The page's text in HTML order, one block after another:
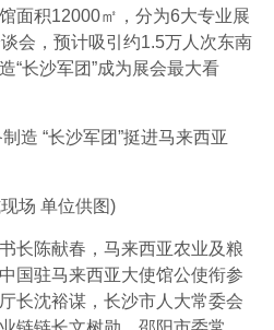
面积12000㎡，分为6大专业展
会，预计吸引约1.5万人次东南
“长沙军团”成为展会最大看
场 单位供图)
陈献春，马来西亚农业及粮
国驻马来西亚大使馆公使衔参
长沈裕谋，长沙市人大常委会